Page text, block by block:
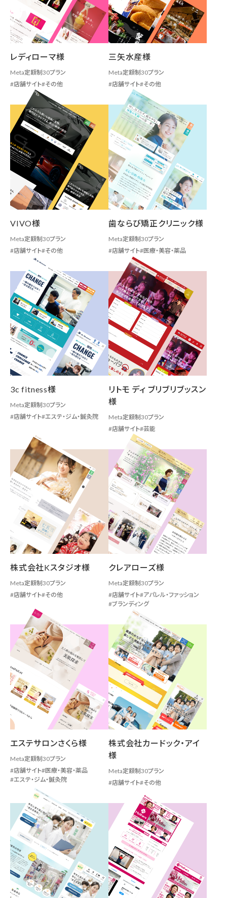
レディローマ様
Meta定額制30プラン
店舗サイト その他
三矢水産様
Meta定額制30プラン
店舗サイト その他
VIVO様
Meta定額制30プラン
店舗サイト その他
歯ならび矯正クリニック様
Meta定額制30プラン
店舗サイト 医療・美容・薬品
3c fitness様
Meta定額制30プラン
店舗サイト エステ・ジム・鍼灸院
リトモ ディ ブリブリブッスン
様
Meta定額制30プラン
店舗サイト 芸能
株式会社Kスタジオ様
Meta定額制30プラン
店舗サイト その他
クレアローズ様
Meta定額制30プラン
店舗サイト アパレル・ファッション
ブランディング
エステサロンさくら様
Meta定額制30プラン
店舗サイト 医療・美容・薬品
エステ・ジム・鍼灸院
株式会社カードック・アイ
様
Meta定額制30プラン
店舗サイト その他